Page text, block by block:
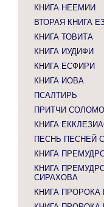
КНИГА НЕЕМИИ
ВТОРАЯ КНИГА
КНИГА ТОВИТА
КНИГА ИУДИФИ
КНИГА ЕСФИРИ
КНИГА ИОВА
ПСАЛТИРЬ
ПРИТЧИ
КНИГА
ПЕСНЬ ПЕСНЕЙ
КНИГА
КНИГА
СИРАХОВА
КНИГА ПРОРОКА